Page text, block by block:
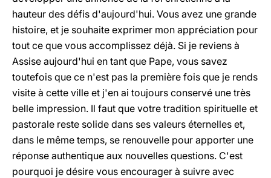
hauteur des défis d'aujourd'hui. Vous avez une grande
histoire, et je souhaite exprimer mon appréciation pour
tout ce que vous accomplissez déjà. Si je reviens à
Assise aujourd'hui en tant que Pape, vous savez
toutefois que ce n'est pas la première fois que je rends
visite à cette ville et j'en ai toujours conservé une très
belle impression. Il faut que votre tradition spirituelle et
pastorale reste solide dans ses valeurs éternelles et,
dans le même temps, se renouvelle pour apporter une
réponse authentique aux nouvelles questions. C'est
pourquoi je désire vous encourager à suivre avec